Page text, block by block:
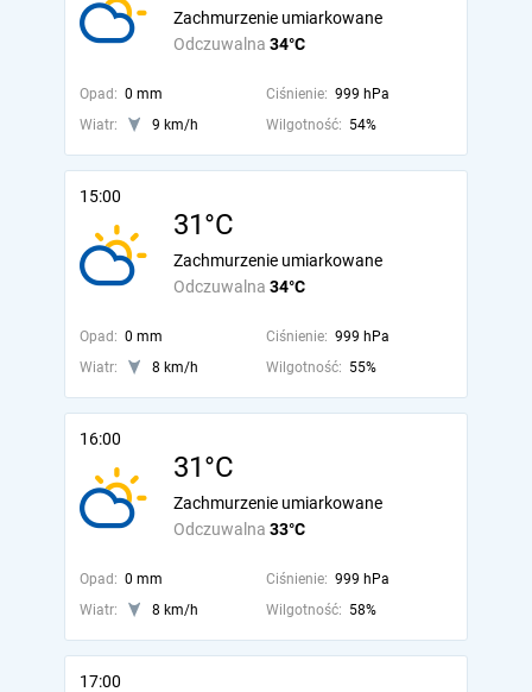
Odczuwalna 34°C
Zachmurzenie umiarkowane
Opad: 0 mm Ciśnienie: 999 hPa
Wiatr:
9 km/h Wilgotność: 54%
15:00
31°C
Odczuwalna 34°C
Zachmurzenie umiarkowane
Opad: 0 mm Ciśnienie: 999 hPa
Wiatr:
8 km/h Wilgotność: 55%
16:00
31°C
Odczuwalna 33°C
Zachmurzenie umiarkowane
Opad: 0 mm Ciśnienie: 999 hPa
Wiatr:
8 km/h Wilgotność: 58%
17:00